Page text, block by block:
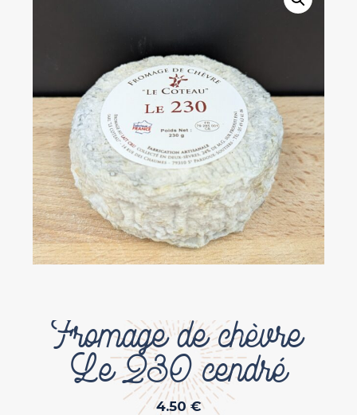
Fromage de chèvre
Le 230 cendré
4.50€